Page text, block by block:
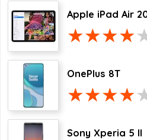
Apple iPad Air
OnePlus 8T
Sony Xperia 5 II